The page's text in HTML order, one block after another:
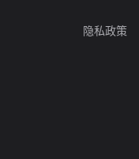
隐私政策